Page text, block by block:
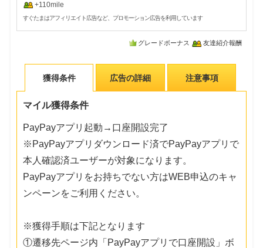
+110mile
すぐたまはアフィリエイト広告など、プロモーション広告を利用しています
グレードボーナス 友達紹介報酬
獲得条件 広告の詳細 注意事項
マイル獲得条件
PayPayアプリ起動→口座開設完了
※PayPayアプリダウンロード済でPayPayアプリで
本人確認済ユーザーが対象になります。
PayPayアプリをお持ちでない方はWEB申込のキャ
ンペーンをご利用ください。
※獲得手順は下記となります
①遷移先ページ内「PayPayアプリで口座開設」ボ